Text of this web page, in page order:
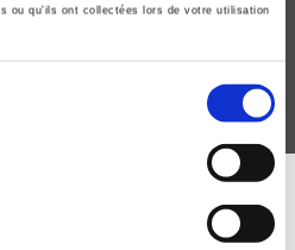
ou qu'ils ont collectées lors de votre utilisation